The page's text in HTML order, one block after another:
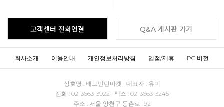
고객센터 전화연결 Q&A 게시판 가기
회사소개 이용안내 개인정보처리방침 입점/제휴 PC 버전
상호명 : 배드민턴마켓 대표자 : 유미
전화 : 02-3663-3922 팩스 : 02-3663-3245
주소 : 서울 양천구 등촌로 192